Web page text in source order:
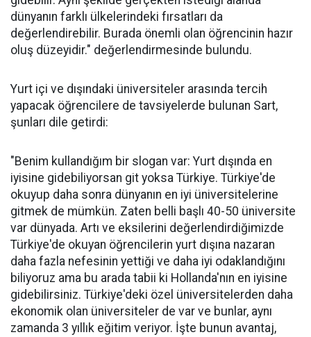
dünyanın farklı ülkelerindeki fırsatları da
değerlendirebilir. Burada önemli olan öğrencinin hazır
oluş düzeyidir." değerlendirmesinde bulundu.
Yurt içi ve dışındaki üniversiteler arasında tercih
yapacak öğrencilere de tavsiyelerde bulunan Sart,
şunları dile getirdi:
"Benim kullandığım bir slogan var: Yurt dışında en
iyisine gidebiliyorsan git yoksa Türkiye. Türkiye'de
okuyup daha sonra dünyanın en iyi üniversitelerine
gitmek de mümkün. Zaten belli başlı 40-50 üniversite
var dünyada. Artı ve eksilerini değerlendirdiğimizde
Türkiye'de okuyan öğrencilerin yurt dışına nazaran
daha fazla nefesinin yettiği ve daha iyi odaklandığını
biliyoruz ama bu arada tabii ki Hollanda'nın en iyisine
gidebilirsiniz. Türkiye'deki özel üniversitelerden daha
ekonomik olan üniversiteler de var ve bunlar, aynı
zamanda 3 yıllık eğitim veriyor. İşte bunun avantaj,